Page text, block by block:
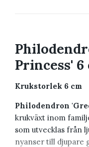
Princess' 6
Krukstorlek 6 cm
Philodendron
krukväxt inom
som utvecklas från
nyanser till djupare